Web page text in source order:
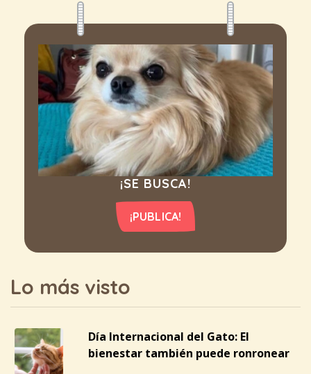
¡SE BUSCA!
¡PUBLICA!
Lo más visto
Día Internacional del Gato: El
bienestar también puede ronronear